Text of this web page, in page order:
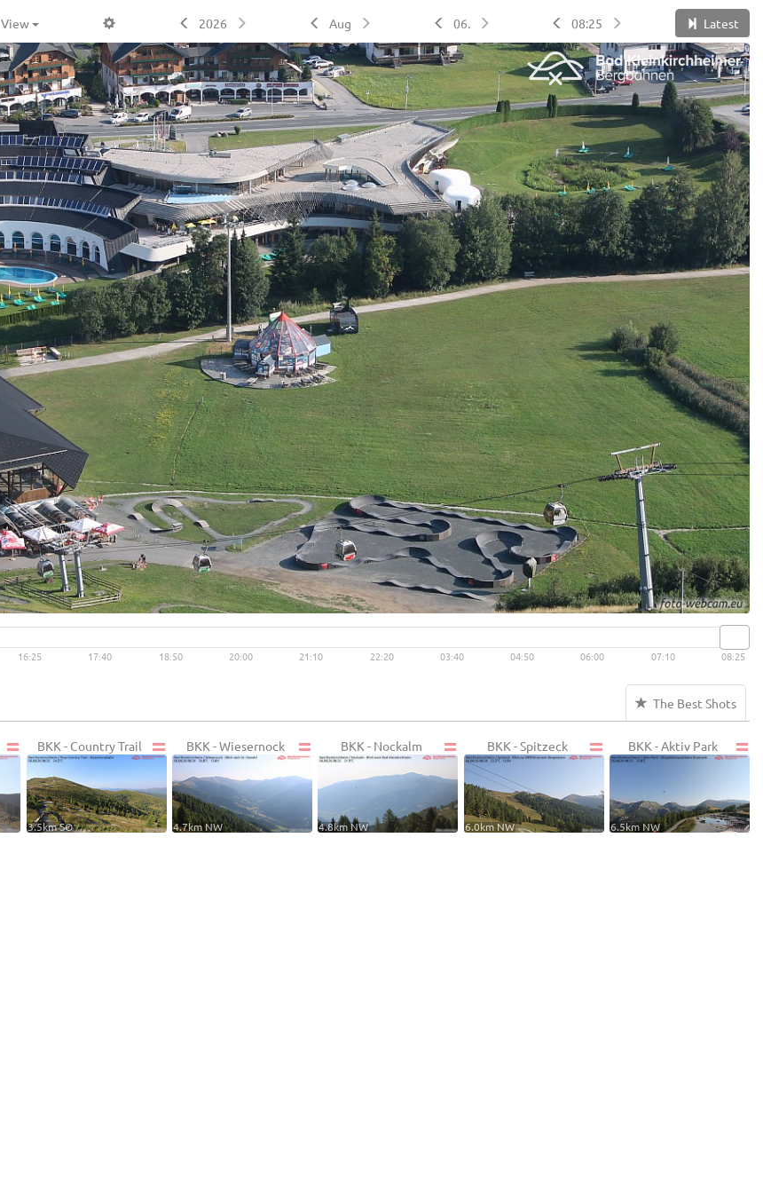
View 2026 Aug 06. 08:25 Latest
Live video available → View
16:25 17:40 18:50 20:00 21:10 22:20 03:40 04:50 06:00 07:10 08:25
The Best Shots
BKK - Country Trail
3.5km SO
BKK - Wiesernock
4.7km NW
BKK - Nockalm
4.8km NW
BKK - Spitzeck
6.0km NW
BKK - Aktiv Park
6.5km NW